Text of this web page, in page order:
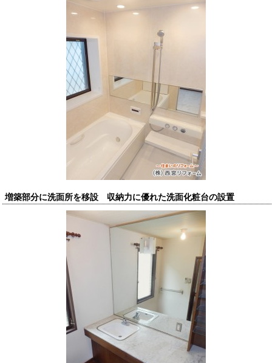
増築部分に洗面所を移設 収納力に優れた洗面化粧台の設置